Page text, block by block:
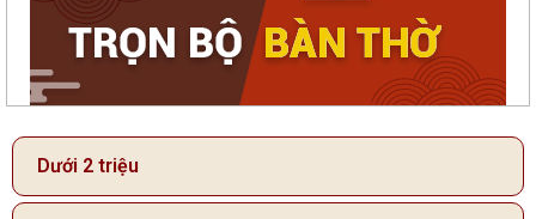
Dưới 2 triệu